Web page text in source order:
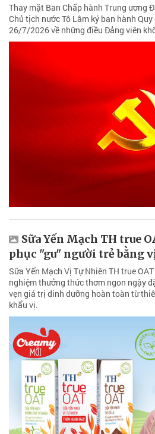
Thay mặt Ban Chấp hành Trung ương
Chủ tịch nước Tô Lâm ký ban hành
26/7/2026 về những điều Đảng viên
Sữa Yến Mạch TH true
phục "gu" người trẻ bằng
Sữa Yến Mạch Vị Tự Nhiên TH true
nghiệm thưởng thức thơm ngon ngậy
vẹn giá trị dinh dưỡng hoàn toàn từ
khẩu vị.